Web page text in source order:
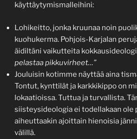
käyttäytymismalleihini:
Lohikeitto, jonka kruunaa noin
kuohukerma. Pohjois-Karjalan
äidiltäni vaikutteita
pelastaa pikkuvirheet…”
Jouluisin kotimme näyttää aina
Tontut, kynttilät ja karkkikippo on
lokaatioissa. Tuttua ja turvallista.
siisteysideologia ei todellakaan ole
aiheuttaakin ajoittain hienoisia
välillä.